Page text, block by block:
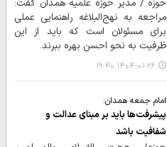
حوزه / مدیر حوزه علمیه همدان گفت:
مراجعه به نهج‌البلاغه راهنمایی عملی
برای مسئولان است که باید از این
ظرفیت به نحو احسن بهره ببرند.
۱۴۰۴-۰۱-۲۶ ۱۹:۴۰
امام جمعه همدان:
پیشرفت‌ها باید بر مبنای عدالت و
شفافیت باشد